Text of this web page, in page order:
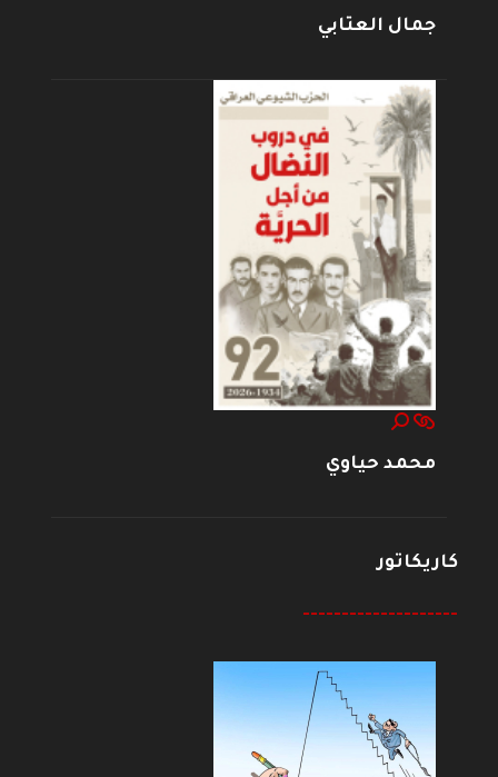
جمال العتابي
محمد حياوي
كاريكاتور
--------------------